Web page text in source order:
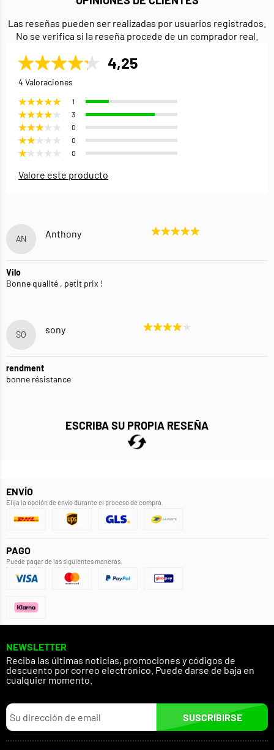
Las reseñas pueden ser realizadas por usuarios registrados.
No se verifica si la reseña procede de un comprador real.
4,25
4 Valoraciones
1
3
0
0
0
Valore este producto
AN Anthony
Vilo
Bonne qualité , petit prix !
SO sony
rendment
bonne résistance
ESCRIBA SU PROPIA RESEÑA
ENVÍO
Elija la opción de envío durante el proceso de compra.
PAGO
Puede pagar de las siguientes maneras.
NEWSLETTER
Reciba las últimas noticias, promociones y códigos de
descuento por correo electrónico. Puede darse de baja en
cualquier momento.
SUSCRIBIRSE